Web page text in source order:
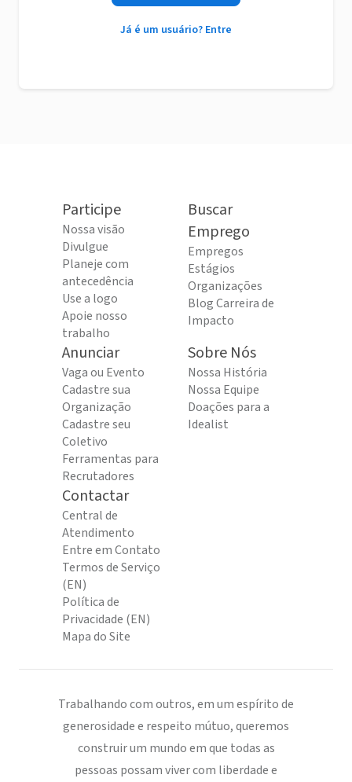
Já é um usuário? Entre
Participe
Nossa visão
Divulgue
Planeje com
antecedência
Use a logo
Apoie nosso
trabalho
Buscar
Emprego
Empregos
Estágios
Organizações
Blog Carreira de
Impacto
Anunciar
Vaga ou Evento
Cadastre sua
Organização
Cadastre seu
Coletivo
Ferramentas para
Recrutadores
Sobre Nós
Nossa História
Nossa Equipe
Doações para a
Idealist
Contactar
Central de
Atendimento
Entre em Contato
Termos de Serviço
(EN)
Política de
Privacidade (EN)
Mapa do Site
Trabalhando com outros, em um espírito de
generosidade e respeito mútuo, queremos
construir um mundo em que todas as
pessoas possam viver com liberdade e